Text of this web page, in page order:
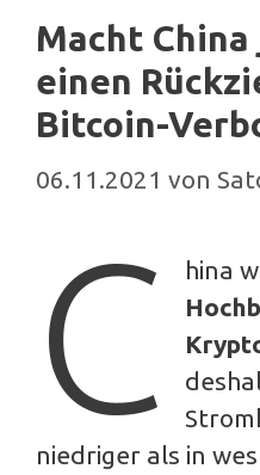
Macht
einen
Bitcoin-
06.11.2021 von
C
hina
niedriger als in